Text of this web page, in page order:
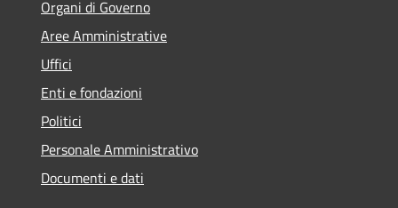
Organi di Governo
Aree Amministrative
Uffici
Enti e fondazioni
Politici
Personale Amministrativo
Documenti e dati